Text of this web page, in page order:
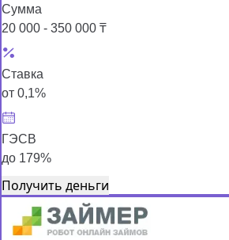
Сумма
20 000 - 350 000 ₸
Ставка
от 0,1%
ГЭСВ
до 179%
Получить деньги